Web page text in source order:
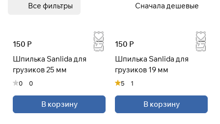
Все фильтры Сначала дешевые
150 Р
Шпилька Sanlida для
грузиков 25 мм
0 0
В корзину
150 Р
Шпилька Sanlida для
грузиков 19 мм
5 1
В корзину
Разбейте
25%
Добавляйте товары